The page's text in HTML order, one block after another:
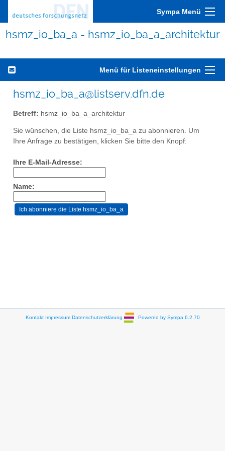
Sympa Menü
hsmz_io_ba_a - hsmz_io_ba_a_architektur
Menü für Listeneinstellungen
hsmz_io_ba_a@listserv.dfn.de
Betreff: hsmz_io_ba_a_architektur
Sie wünschen, die Liste hsmz_io_ba_a zu abonnieren. Um
Ihre Anfrage zu bestätigen, klicken Sie bitte den Knopf:
Ihre E-Mail-Adresse:
Name:
Kontakt Impressum Datenschutzerklärung Powered by Sympa 6.2.70